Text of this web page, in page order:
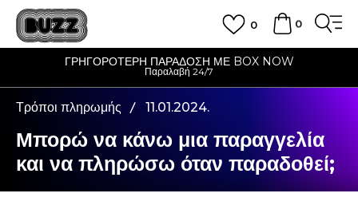
0
0
ΓΡΗΓΟΡΟΤΕΡΗ ΠΑΡΑΔΟΣΗ ΜΕ BOX NOW
Παραλαβή 24/7
Τρόποι πληρωμής 11.01.2024.
Μπορώ να κάνω μια παραγγελία
και να πληρώσω όταν παραδοθεί;